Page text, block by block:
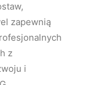
zapewnią
z
i